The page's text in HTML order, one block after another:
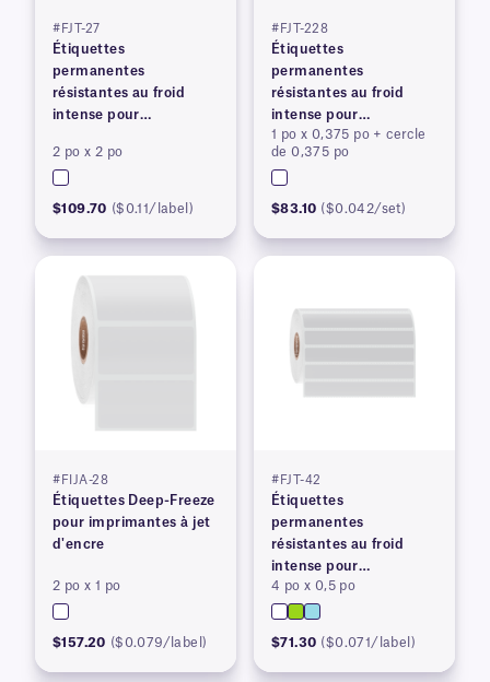
#FJT-27
Étiquettes
permanentes
résistantes au froid
intense pour
thermique
2 po x 2 po
$109.70 ($0.11/label)
#FJT-228
Étiquettes
permanentes
résistantes au froid
intense pour
imprimantes à transfert
thermique
1 po x 0,375 po + cercle
de 0,375 po
$83.10 ($0.042/set)
#FIJA-28
Étiquettes Deep-Freeze
pour imprimantes à jet
d'encre
2 po x 1 po
$157.20 ($0.079/label)
#FJT-42
Étiquettes
permanentes
résistantes au froid
intense pour
imprimantes à transfert
thermique
4 po x 0,5 po
$71.30 ($0.071/label)